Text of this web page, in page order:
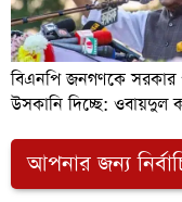
বিএনপি জনগণকে সরকার
উসকানি দিচ্ছে: ওবায়দুল
আপনার জন্য